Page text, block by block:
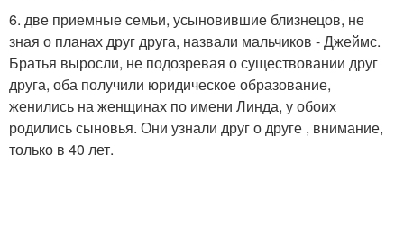
6. две приемные семьи, усыновившие близнецов, не
зная о планах друг друга, назвали мальчиков - Джеймс.
Братья выросли, не подозревая о существовании друг
друга, оба получили юридическое образование,
женились на женщинах по имени Линда, у обоих
родились сыновья. Они узнали друг о друге , внимание,
только в 40 лет.